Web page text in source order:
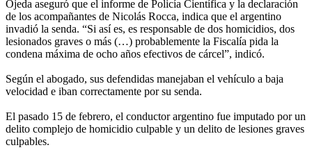
Ojeda aseguró que el informe de Policía Científica y la declaración
de los acompañantes de Nicolás Rocca, indica que el argentino
invadió la senda. “Si así es, es responsable de dos homicidios, dos
lesionados graves o más (…) probablemente la Fiscalía pida la
condena máxima de ocho años efectivos de cárcel”, indicó.
Según el abogado, sus defendidas manejaban el vehículo a baja
velocidad e iban correctamente por su senda.
El pasado 15 de febrero, el conductor argentino fue imputado por un
delito complejo de homicidio culpable y un delito de lesiones graves
culpables.